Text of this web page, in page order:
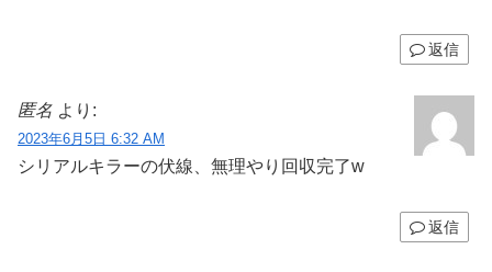
返信
匿名 より:
2023年6月5日 6:32 AM
シリアルキラーの伏線、無理やり回収完了w
返信